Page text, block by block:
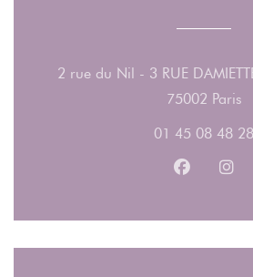
2 rue du Nil - 3 RUE
75002 Paris
01 45 08 48 28